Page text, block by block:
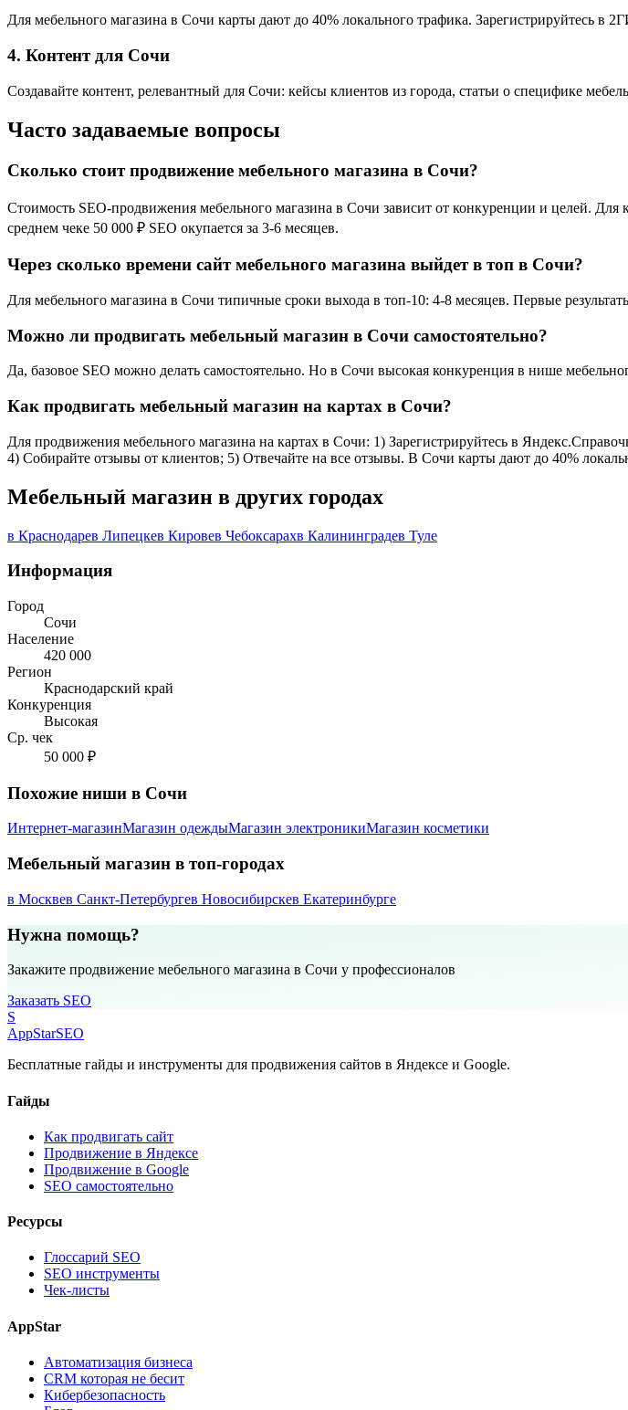
Для мебельного магазина в Сочи карты дают до 40% локального трафика. Зарегистрируйтесь
4. Контент для Сочи
Создавайте контент, релевантный для Сочи: кейсы клиентов из города, статьи о специфике
Часто задаваемые вопросы
Сколько стоит продвижение мебельного магазина в Сочи?
Стоимость SEO-продвижения мебельного магазина в Сочи зависит от конкуренции и целей.
среднем чеке 50 000 ₽ SEO окупается за 3-6 месяцев.
Через сколько времени сайт мебельного магазина выйдет в топ в Сочи?
Для мебельного магазина в Сочи типичные сроки выхода в топ-10: 4-8 месяцев. Первые
Можно ли продвигать мебельный магазин в Сочи самостоятельно?
Да, базовое SEO можно делать самостоятельно. Но в Сочи высокая конкуренция в нише
Как продвигать мебельный магазин на картах в Сочи?
Для продвижения мебельного магазина на картах в Сочи: 1) Зарегистрируйтесь в
4) Собирайте отзывы от клиентов; 5) Отвечайте на все отзывы. В Сочи карты дают до 40%
Мебельный магазин в других городах
в Краснодарев Липецкев Кировев Чебоксарахв Калининградев Туле
Информация
Город
Сочи
Население
420 000
Регион
Краснодарский край
Конкуренция
Высокая
Ср. чек
50 000 ₽
Похожие ниши в Сочи
Интернет-магазинМагазин одеждыМагазин электроникиМагазин косметики
Мебельный магазин в топ-городах
в Москвев Санкт-Петербургев Новосибирскев Екатеринбурге
Нужна помощь?
Закажите продвижение мебельного магазина в Сочи у профессионалов
Заказать SEO
S
AppStarSEO
Бесплатные гайды и инструменты для продвижения сайтов в Яндексе и Google.
Гайды
Как продвигать сайт
Продвижение в Яндексе
Продвижение в Google
SEO самостоятельно
Ресурсы
Глоссарий SEO
SEO инструменты
Чек-листы
AppStar
Автоматизация бизнеса
CRM которая не бесит
Кибербезопасность